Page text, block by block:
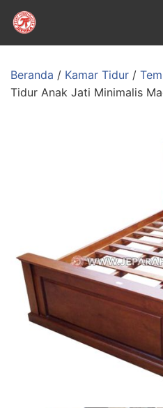
Beranda / Kamar Tidur /
Tidur Anak Jati Minimalis